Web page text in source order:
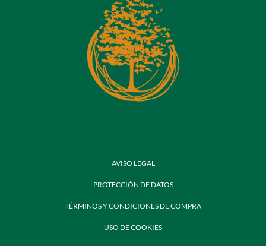
AVISO LEGAL
PROTECCIÓN DE DATOS
TÉRMINOS Y CONDICIONES DE COMPRA
USO DE COOKIES